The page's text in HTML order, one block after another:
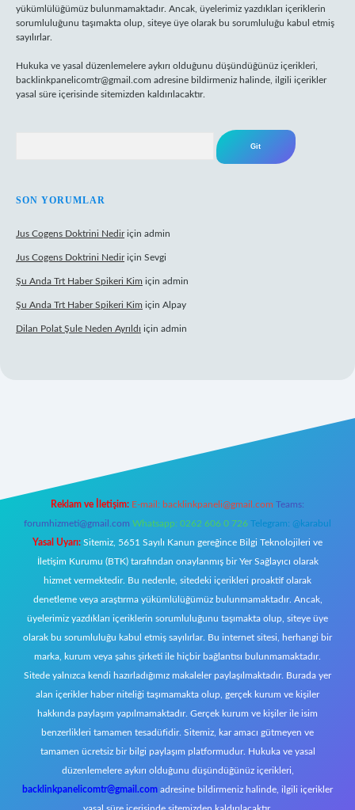
yükümlülüğümüz bulunmamaktadır. Ancak, üyelerimiz yazdıkları içeriklerin
sorumluluğunu taşımakta olup, siteye üye olarak bu sorumluluğu kabul etmiş
sayılırlar.
Hukuka ve yasal düzenlemelere aykırı olduğunu düşündüğünüz içerikleri,
backlinkpanelicomtr@gmail.com adresine bildirmeniz halinde, ilgili içerikler
yasal süre içerisinde sitemizden kaldırılacaktır.
SON YORUMLAR
Jus Cogens Doktrini Nediriçin admin
Jus Cogens Doktrini Nediriçin Sevgi
Şu Anda Trt Haber Spikeri Kim için admin
Şu Anda Trt Haber Spikeri Kim için Alpay
Dilan Polat Şule Neden Ayrıldı için admin
Reklam ve İletişim: E-mail: backlinkpaneli@gmail.com Teams:
forumhizmeti@gmail.com Whatsapp: 0262 606 0 726 Telegram: @karabul
Yasal Uyarı: Sitemiz, 5651 Sayılı Kanun gereğince Bilgi Teknolojileri ve
İletişim Kurumu (BTK) tarafından onaylanmış bir Yer Sağlayıcı olarak
hizmet vermektedir. Bu nedenle, sitedeki içerikleri proaktif olarak
denetleme veya araştırma yükümlülüğümüz bulunmamaktadır. Ancak,
üyelerimiz yazdıkları içeriklerin sorumluluğunu taşımakta olup, siteye üye
olarak bu sorumluluğu kabul etmiş sayılırlar. Bu internet sitesi, herhangi bir
marka, kurum veya şahıs şirketi ile hiçbir bağlantısı bulunmamaktadır.
Sitede yalnızca kendi hazırladığımız makaleler paylaşılmaktadır. Burada yer
alan içerikler haber niteliği taşımamakta olup, gerçek kurum ve kişiler
hakkında paylaşım yapılmamaktadır. Gerçek kurum ve kişiler ile isim
benzerlikleri tamamen tesadüfidir. Sitemiz, kar amacı gütmeyen ve
tamamen ücretsiz bir bilgi paylaşım platformudur. Hukuka ve yasal
düzenlemelere aykırı olduğunu düşündüğünüz içerikleri,
backlinkpanelicomtr@gmail.com adresine bildirmeniz halinde, ilgili içerikler